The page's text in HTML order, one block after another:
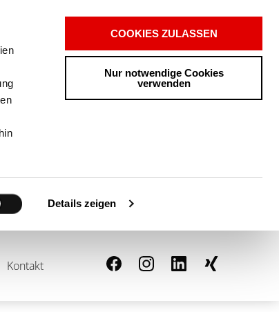
Details zeigen
COOKIES ZULASSEN
Nur notwendige Cookies
verwenden
Kontakt